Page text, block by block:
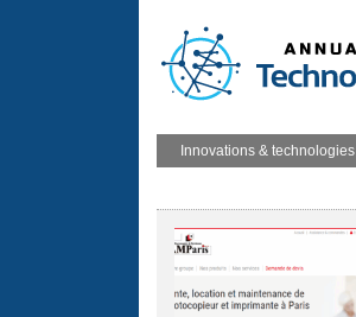
Innovations & technologies